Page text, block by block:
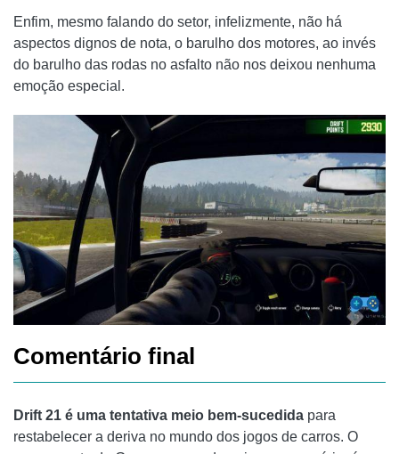
Enfim, mesmo falando do setor, infelizmente, não há
aspectos dignos de nota, o barulho dos motores, ao invés
do barulho das rodas no asfalto não nos deixou nenhuma
emoção especial.
Comentário final
Drift 21 é uma tentativa meio bem-sucedida para
restabelecer a deriva no mundo dos jogos de carros. O